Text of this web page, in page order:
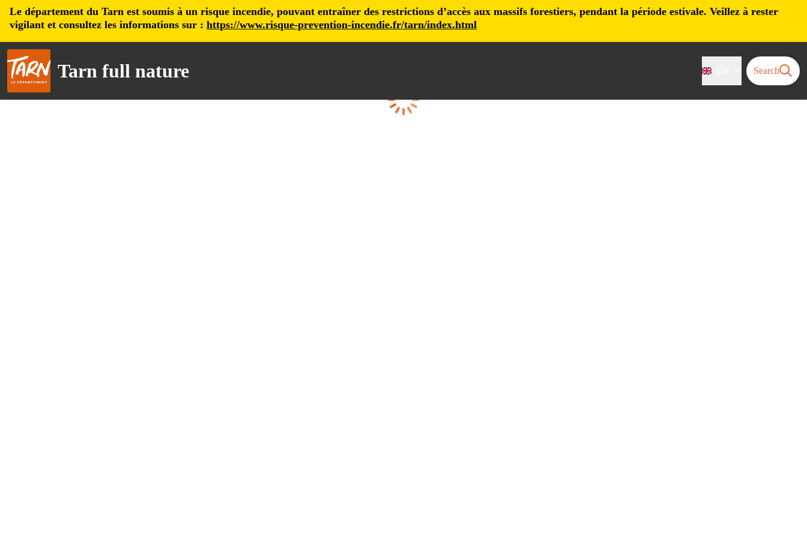
Le département du Tarn est soumis à un risque incendie, pouvant entraîner des restrictions d’accès aux massifs forestiers, pendant la période estivale. Veillez à rester
vigilant et consultez les informations sur : https://www.risque-prevention-incendie.fr/tarn/index.html
Tarn full nature Search
Loading